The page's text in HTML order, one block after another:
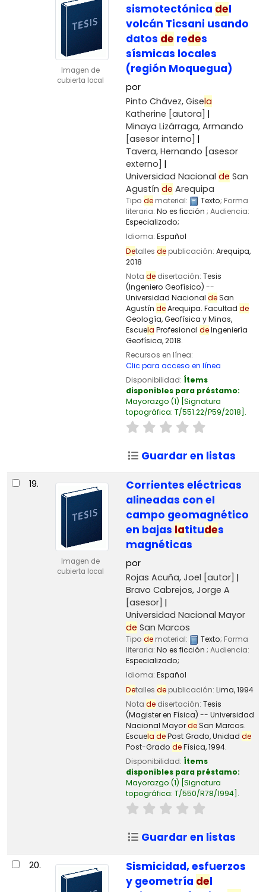
Imagen de
cubierta local
sismotectónica del
volcán Ticsani usando
datos de redes
sísmicas locales
(región Moquegua)
por
Pinto Chávez, Gisela
Katherine [autora]
Minaya Lizárraga, Armando
[asesor interno]
Tavera, Hernando [asesor
externo]
Universidad Nacional de San
Agustín de Arequipa
Tipo dematerial: Texto; Forma
literaria: No es ficción ; Audiencia:
Especializado;
Idioma: Español
Detalles depublicación: Arequipa,
2018
Nota dedisertación: Tesis
(Ingeniero Geofísico) --
Universidad Nacional deSan
Agustín deArequipa. Facultad de
Geología, Geofísica y Minas,
Escuela Profesional deIngeniería
Geofísica, 2018.
Recursos en línea:
Clic para acceso en línea
Disponibilidad: Ítems
disponibles para préstamo:
Mayorazgo (1) Signatura
topográfica: T/551.22/P59/2018 .
Guardar en listas
19.
Imagen de
cubierta local
Corrientes eléctricas
alineadas con el
campo geomagnético
en bajas latitudes
magnéticas
por
Rojas Acuña, Joel [autor]
Bravo Cabrejos, Jorge A
[asesor]
Universidad Nacional Mayor
de San Marcos
Tipo dematerial: Texto; Forma
literaria: No es ficción ; Audiencia:
Especializado;
Idioma: Español
Detalles depublicación: Lima,1994
Nota dedisertación: Tesis
(Magister en Física) -- Universidad
Nacional MayordeSan Marcos.
Escuela dePost Grado, Unidad de
Post-Grado deFísica, 1994.
Disponibilidad: Ítems
disponibles para préstamo:
Mayorazgo (1) Signatura
topográfica: T/550/R78/1994 .
Guardar en listas
20.
Sismicidad, esfuerzos
y geometría del